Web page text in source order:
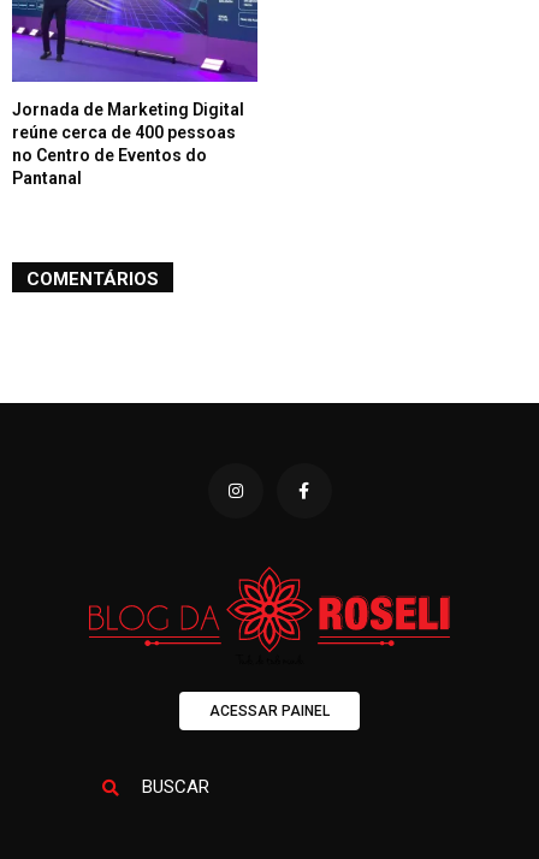
Jornada de Marketing Digital
reúne cerca de 400 pessoas
no Centro de Eventos do
Pantanal
COMENTÁRIOS
ACESSAR PAINEL
BUSCAR